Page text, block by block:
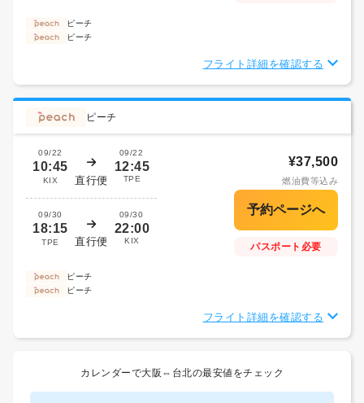
ピーチ
ピーチ
フライト詳細を確認する
ピーチ
09/22
10:45
KIX 直行便
09/22
12:45
TPE
09/30
18:15
TPE 直行便
09/30
22:00
KIX
¥37,500
燃油費等込み
パスポート必要
ピーチ
ピーチ
フライト詳細を確認する
カレンダーで大阪⇔台北の最安値をチェック